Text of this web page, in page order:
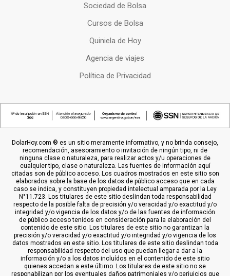
Sociedad de Bolsa
Cursos de Bolsa
Quiniela de Hoy
Agencia de viajes
Política de Privacidad
DolarHoy.com ® es un sitio meramente informativo, y no brinda consejo,
recomendación, asesoramiento o invitación de ningún tipo, ni de
ninguna clase o naturaleza, para realizar actos y/u operaciones de
cualquier tipo, clase o naturaleza. Las fuentes de información aquí
citadas son de público acceso. Los cuadros mostrados en este sitio son
elaborados sobre la base de los datos de público acceso que en cada
caso se indica, y constituyen propiedad intelectual amparada por la Ley
N°11.723. Los titulares de este sitio deslindan toda responsabilidad
respecto de la posible falta de precisión y/o veracidad y/o exactitud y/o
integridad y/o vigencia de los datos y/o de las fuentes de información
de público acceso tenidos en consideración para la elaboración del
contenido de este sitio. Los titulares de este sitio no garantizan la
precisión y/o veracidad y/o exactitud y/o integridad y/o vigencia de los
datos mostrados en este sitio. Los titulares de este sitio deslindan toda
responsabilidad respecto del uso que puedan llegar a dar a la
información y/o a los datos incluídos en el contenido de este sitio
quienes accedan a este último. Los titulares de este sitio no se
responabilizan por los eventuales daños patrimoniales y/o perjuicios que